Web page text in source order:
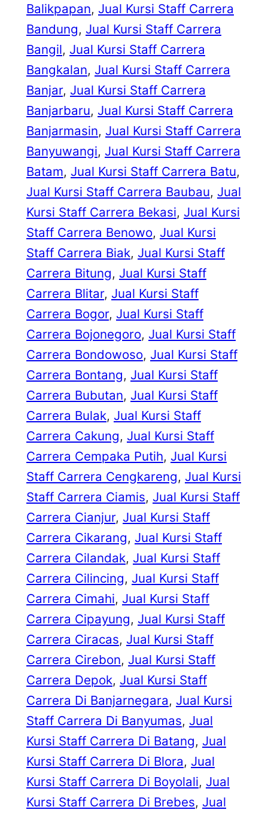
Balikpapan, Jual Kursi Staff Carrera
Bandung, Jual Kursi Staff Carrera
Bangil, Jual Kursi Staff Carrera
Bangkalan, Jual Kursi Staff Carrera
Banjar, Jual Kursi Staff Carrera
Banjarbaru, Jual Kursi Staff Carrera
Banjarmasin, Jual Kursi Staff Carrera
Banyuwangi, Jual Kursi Staff Carrera
Batam, Jual Kursi Staff Carrera Batu
Jual Kursi Staff Carrera Baubau, Jual
Kursi Staff Carrera Bekasi, Jual Kursi
Staff Carrera Benowo, Jual Kursi
Staff Carrera Biak, Jual Kursi Staff
Carrera Bitung, Jual Kursi Staff
Carrera Blitar, Jual Kursi Staff
Carrera Bogor, Jual Kursi Staff
Carrera Bojonegoro, Jual Kursi Staff
Carrera Bondowoso, Jual Kursi Staff
Carrera Bontang, Jual Kursi Staff
Carrera Bubutan, Jual Kursi Staff
Carrera Bulak, Jual Kursi Staff
Carrera Cakung, Jual Kursi Staff
Carrera Cempaka Putih, Jual Kursi
Staff Carrera Cengkareng, Jual Kursi
Staff Carrera Ciamis, Jual Kursi Staff
Carrera Cianjur, Jual Kursi Staff
Carrera Cikarang, Jual Kursi Staff
Carrera Cilandak, Jual Kursi Staff
Carrera Cilincing, Jual Kursi Staff
Carrera Cimahi, Jual Kursi Staff
Carrera Cipayung, Jual Kursi Staff
Carrera Ciracas, Jual Kursi Staff
Carrera Cirebon, Jual Kursi Staff
Carrera Depok, Jual Kursi Staff
Carrera Di Banjarnegara, Jual Kursi
Staff Carrera Di Banyumas, Jual
Kursi Staff Carrera Di Batang, Jual
Kursi Staff Carrera Di Blora, Jual
Kursi Staff Carrera Di Boyolali, Jual
Kursi Staff Carrera Di Brebes, Jual